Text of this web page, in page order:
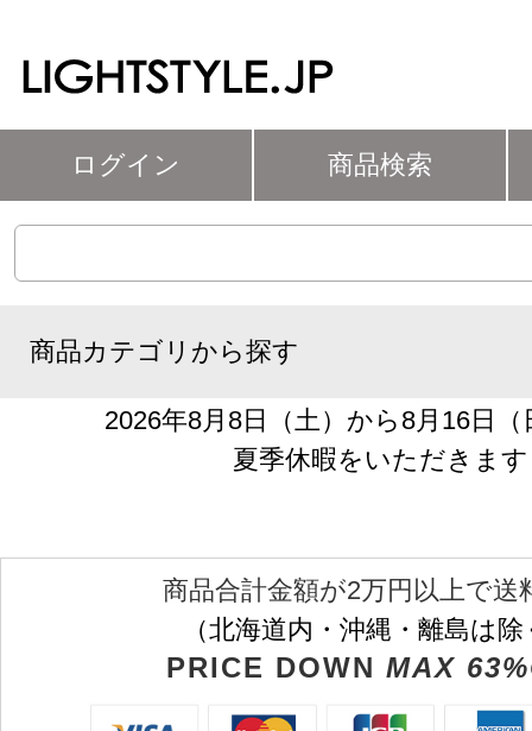
ログイン 商品検索
商品カテゴリから探す
2026年8月8日（土）から8月16日
夏季休暇をいただきます
商品合計金額が2万円以上で送
（北海道内・沖縄・離島は
PRICE DOWN MAX